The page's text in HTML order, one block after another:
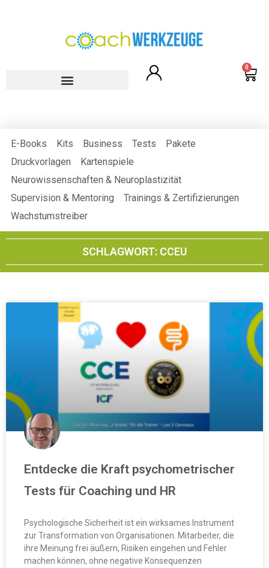
0
E-Books Kits Business Tests
Pakete
Druckvorlagen
Kartenspiele
Neurowissenschaften & Neuroplastizität
Supervision & Mentoring
Trainings & Zertifizierungen
Wachstumstreiber
SCHLAGWORT: CCEU
Entdecke die Kraft psychometrischer
Tests für Coaching und HR
Psychologische Sicherheit ist ein wirksames Instrument
zur Transformation von Organisationen. Mitarbeiter, die
ihre Meinung frei äußern, Risiken eingehen und Fehler
machen können, ohne negative Konsequenzen